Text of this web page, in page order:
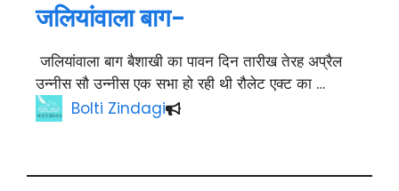
जलियांवाला बाग-
जलियांवाला बाग बैशाखी का पावन दिन तारीख तेरह अप्रैल
उन्नीस सौ उन्नीस एक सभा हो रही थी रौलेट एक्ट का …
Bolti Zindagi